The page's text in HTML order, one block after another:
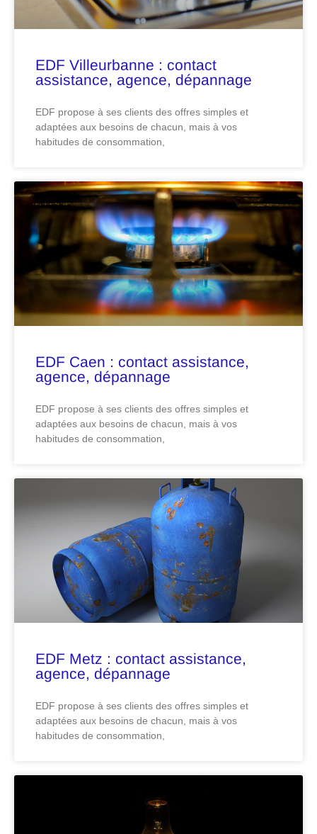
EDF Villeurbanne : contact
assistance, agence, dépannage
EDF propose à ses clients des offres simples et
adaptées aux besoins de chacun, mais à vos
habitudes de consommation,
EDF Caen : contact assistance,
agence, dépannage
EDF propose à ses clients des offres simples et
adaptées aux besoins de chacun, mais à vos
habitudes de consommation,
EDF Metz : contact assistance,
agence, dépannage
EDF propose à ses clients des offres simples et
adaptées aux besoins de chacun, mais à vos
habitudes de consommation,